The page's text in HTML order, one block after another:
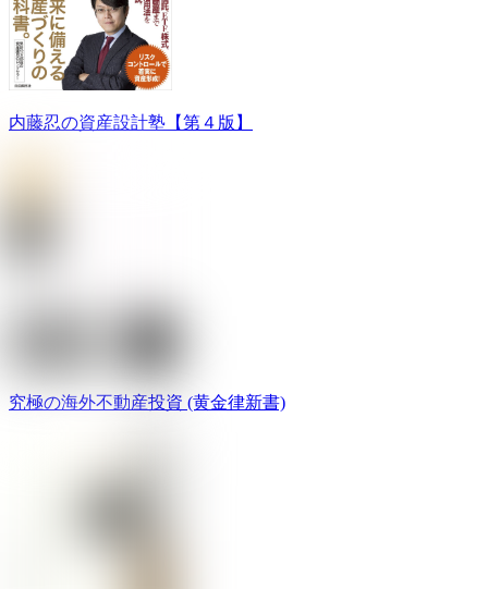
内藤忍の資産設計塾【第４版】
究極の海外不動産投資 (黄金律新書)